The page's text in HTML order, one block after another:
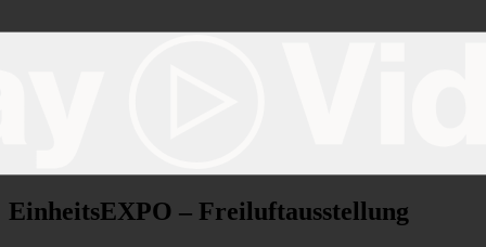
EinheitsEXPO – Freiluftausstellung